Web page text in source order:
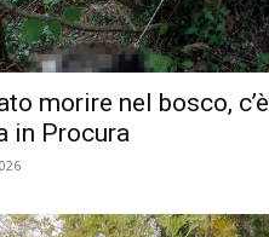
morire nel bosco, c’è
in Procura